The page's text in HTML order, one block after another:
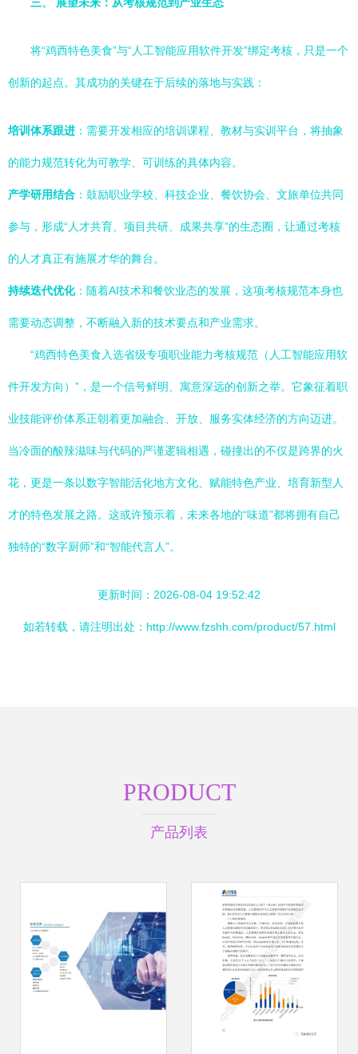
将“鸡西特色美食”与“人工智能应用软件开发”绑定考核，只是一个
创新的起点。其成功的关键在于后续的落地与实践：
培训体系跟进 ：需要开发相应的培训课程、教材与实训平台，将抽象
的能力规范转化为可教学、可训练的具体内容。
产学研用结合 ：鼓励职业学校、科技企业、餐饮协会、文旅单位共同
参与，形成“人才共育、项目共研、成果共享”的生态圈，让通过考核
的人才真正有施展才华的舞台。
持续迭代优化：随着AI技术和餐饮业态的发展，这项考核规范本身也
需要动态调整，不断融入新的技术要点和产业需求。
“鸡西特色美食入选省级专项职业能力考核规范（人工智能应用软
件开发方向）”，是一个信号鲜明、寓意深远的创新之举。它象征着职
业技能评价体系正朝着更加融合、开放、服务实体经济的方向迈进。
当冷面的酸辣滋味与代码的严谨逻辑相遇，碰撞出的不仅是跨界的火
花，更是一条以数字智能活化地方文化、赋能特色产业、培育新型人
才的特色发展之路。这或许预示着，未来各地的“味道”都将拥有自己
独特的“数字厨师”和“智能代言人”。
更新时间：2026-08-04 19:52:42
如若转载，请注明出处：http://www.fzshh.com/product/57.html
PRODUCT
产品列表